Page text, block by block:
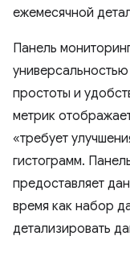
ежемесячной
Панель
простоты и
метрик
«требует
гистограмм.
предоставляет
время как набор
детализировать